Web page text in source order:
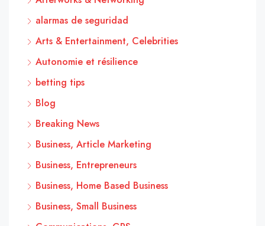
alarmas de seguridad
Arts & Entertainment, Celebrities
Autonomie et résilience
betting tips
Blog
Breaking News
Business, Article Marketing
Business, Entrepreneurs
Business, Home Based Business
Business, Small Business